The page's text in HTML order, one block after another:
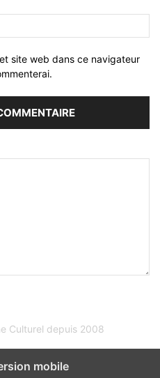
site web dans ce navigateur
Culturel depuis 2008
mobile